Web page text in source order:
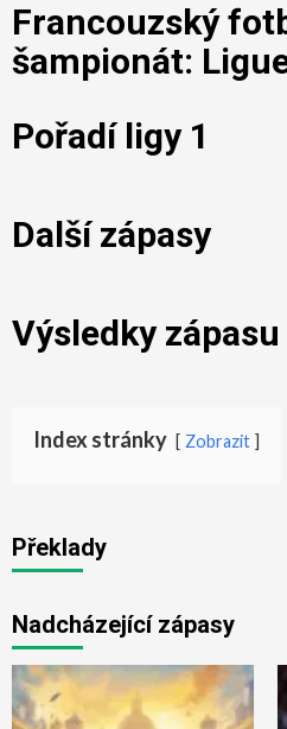
Francouzský
šampionát:
Pořadí ligy 1
Další zápasy
Výsledky zápasu
Index stránky Zobrazit
Překlady
Nadcházející zápasy